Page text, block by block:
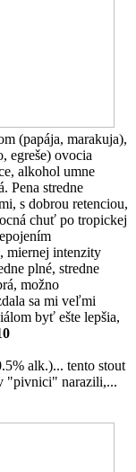
(papája, marakuja),
egreše) ovocia
alkohol umne
Pena stredne
s dobrou retenciou,
chuť po tropickej
miernej intenzity
plné, stredne
možno
sa mi veľmi
byť ešte lepšia,
alk.)... tento stout
"pivnici" narazili,...